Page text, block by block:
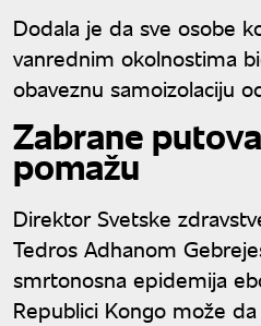
Dodala je da sve osobe
vanrednim okolnostima
obaveznu samoizolaciju
Zabrane
pomažu
Direktor Svetske
Tedros Adhanom
smrtonosna epidemija
Republici Kongo može